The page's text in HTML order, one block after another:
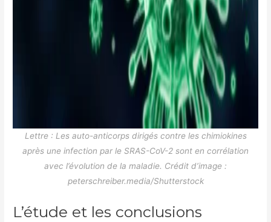
Lettre : Les auto-anticorps dirigés contre les chimiokines
après une infection par le SRAS-CoV-2 sont en corrélation
avec l’évolution de la maladie. Crédit d’image :
peterschreiber.media/Shutterstock
L’étude et les conclusions